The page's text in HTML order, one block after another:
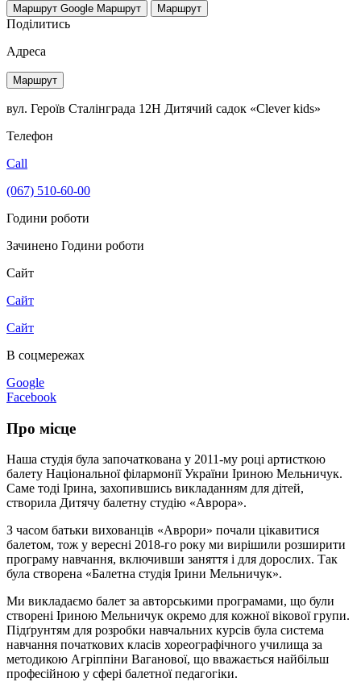
Маршрут Google Маршрут Маршрут
Поділитись
Адреса
Маршрут
вул. Героїв Сталінграда 12Н Дитячий садок «Clever kids»
Телефон
Call
(067) 510-60-00
Години роботи
Зачинено Години роботи
Сайт
Сайт
Сайт
В соцмережах
Google
Facebook
Про місце
Наша студія була започаткована у 2011-му році артисткою
балету Національної філармонії України Іриною Мельничук.
Саме тоді Ірина, захопившись викладанням для дітей,
створила Дитячу балетну студію «Аврора».
З часом батьки вихованців «Аврори» почали цікавитися
балетом, тож у вересні 2018-го року ми вирішили розширити
програму навчання, включивши заняття і для дорослих. Так
була створена «Балетна студія Ірини Мельничук».
Ми викладаємо балет за авторськими програмами, що були
створені Іриною Мельничук окремо для кожної вікової групи.
Підґрунтям для розробки навчальних курсів була система
навчання початкових класів хореографічного училища за
методикою Агріппіни Ваганової, що вважається найбільш
професійною у сфері балетної педагогіки.